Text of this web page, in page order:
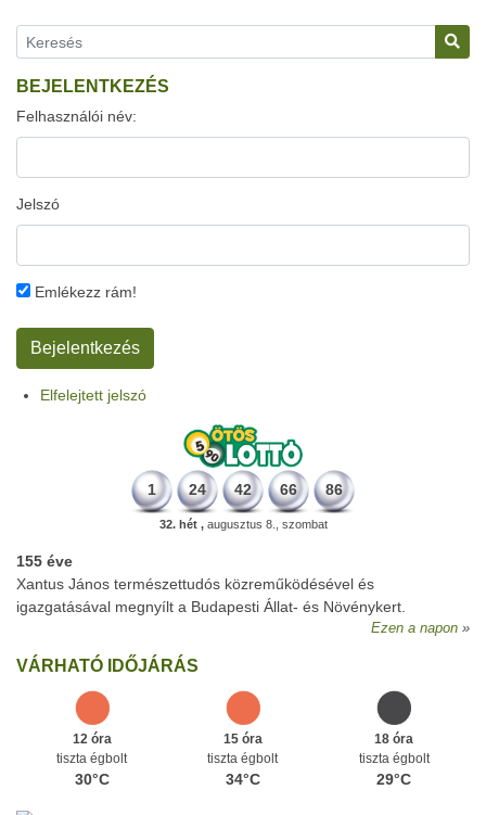
BEJELENTKEZÉS
Felhasználói név:
Jelszó
Emlékezz rám!
Elfelejtett jelszó
1 24 42 66 86
32. hét ,augusztus 8., szombat
155 éve
Xantus János természettudós közreműködésével és
igazgatásával megnyílt a Budapesti Állat- és Növénykert.
Ezen a napon
VÁRHATÓ IDŐJÁRÁS
12 óra
tiszta égbolt
30°C
15 óra
tiszta égbolt
34°C
18 óra
tiszta égbolt
29°C